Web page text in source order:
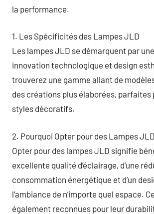
la performance.
1. Les Spécificités des Lampes JLD
Les lampes JLD se démarquent par
innovation technologique et design
trouverez une gamme allant de
des créations plus élaborées,
styles décoratifs.
2. Pourquoi Opter pour des Lampes
Opter pour des lampes JLD signifie
excellente qualité d’éclairage, d’une
consommation énergétique et d’un
l’ambiance de n’importe quel espace.
également reconnues pour leur